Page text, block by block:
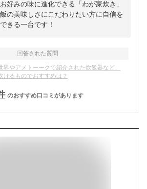
好みの味に進化できる「わが家炊き」
の美味しさにこだわりたい方に自信を
きる一台です！
回答された質問
界やアメトーークで紹介された炊飯器など、
けるものでおすすめは？
のおすすめ口コミがあります